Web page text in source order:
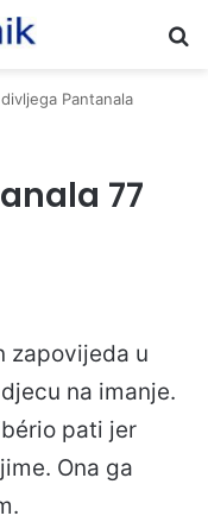
Pantanala
77
zapovijeda u
na imanje.
pati jer
Ona ga